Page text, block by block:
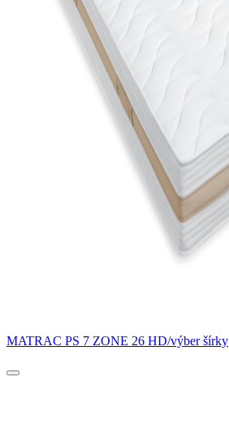
MATRAC PS 7 ZONE 26 HD/výber šírky